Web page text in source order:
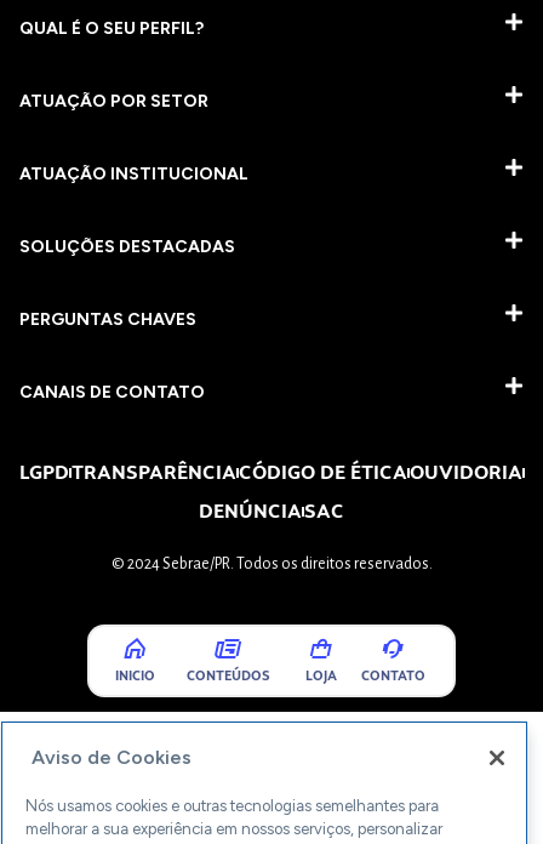
QUAL É O SEU PERFIL?
ATUAÇÃO POR SETOR
ATUAÇÃO INSTITUCIONAL
SOLUÇÕES DESTACADAS
PERGUNTAS CHAVES​
CANAIS DE CONTATO
LGPDTRANSPARÊNCIACÓDIGO DE ÉTICAOUVIDORIA
DENÚNCIASAC
© 2024 Sebrae/PR. Todos os direitos reservados.
INICIO CONTEÚDOS LOJA CONTATO
Aviso de Cookies
Nós usamos cookies e outras tecnologias semelhantes para
melhorar a sua experiência em nossos serviços, personalizar